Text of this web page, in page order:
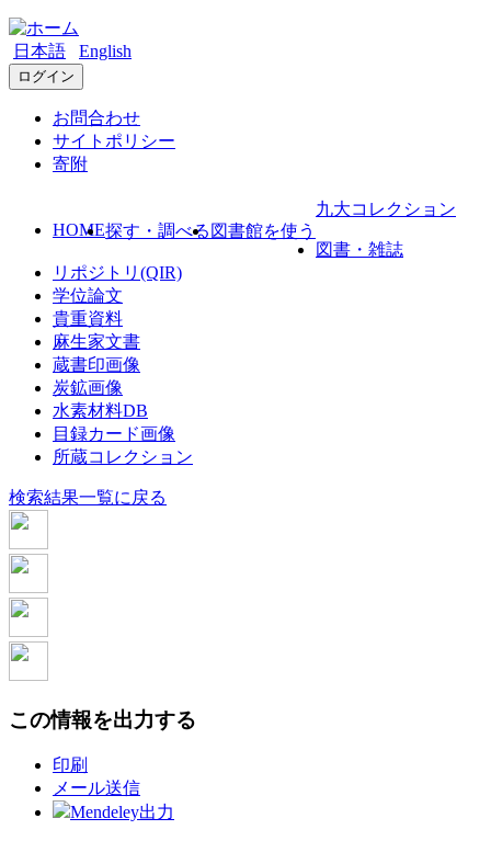
日本語 English
ログイン
お問合わせ
サイトポリシー
寄附
HOME探す・調べる 図書館を使う
九大コレクション
図書・雑誌
リポジトリ(QIR)
学位論文
貴重資料
麻生家文書
蔵書印画像
炭鉱画像
水素材料DB
目録カード画像
所蔵コレクション
検索結果一覧に戻る
この情報を出力する
印刷
メール送信
Mendeley出力